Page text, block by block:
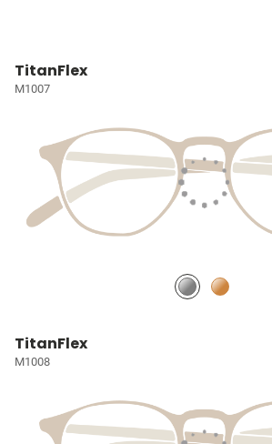
TitanFlex
M1007
TitanFlex
M1008